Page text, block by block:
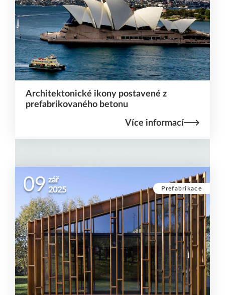
Architektonické ikony postavené z
prefabrikovaného betonu
Více informací
Prefabrikace
09 zář
2025